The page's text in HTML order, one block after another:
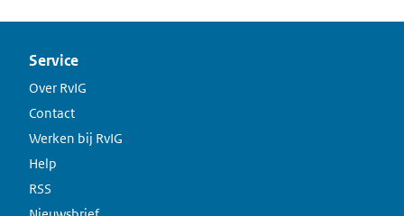
Service
Over RvIG
Contact
Werken bij RvIG
Help
RSS